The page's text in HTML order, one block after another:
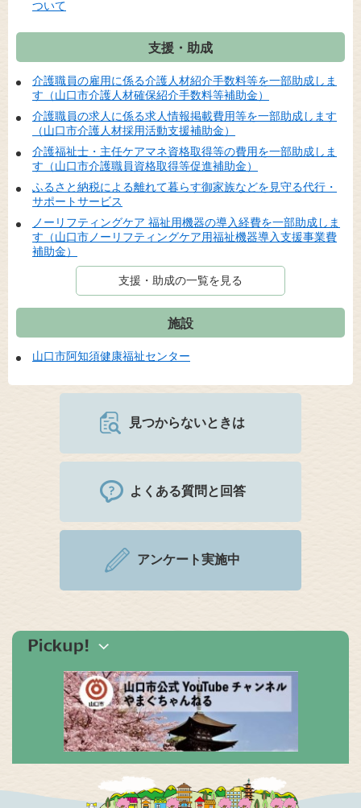
ついて
支援・助成
介護職員の雇用に係る介護人材紹介手数料等を一部助成しま
す（山口市介護人材確保紹介手数料等補助金）
介護職員の求人に係る求人情報掲載費用等を一部助成します
（山口市介護人材採用活動支援補助金）
介護福祉士・主任ケアマネ資格取得等の費用を一部助成しま
す（山口市介護職員資格取得等促進補助金）
ふるさと納税による離れて暮らす御家族などを見守る代行・
サポートサービス
ノーリフティングケア 福祉用機器の導入経費を一部助成しま
す（山口市ノーリフティングケア用福祉機器導入支援事業費
補助金）
支援・助成の一覧を見る
施設
山口市阿知須健康福祉センター
見つからないときは
よくある質問と回答
アンケート実施中